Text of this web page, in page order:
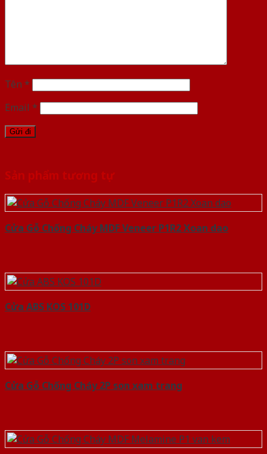
Tên *
Email *
Sản phẩm tương tự
Cửa Gỗ Chống Cháy MDF Veneer P1R2 Xoan dao
Cửa ABS KOS 101D
Cửa Gỗ Chống Cháy 2P son xam trang